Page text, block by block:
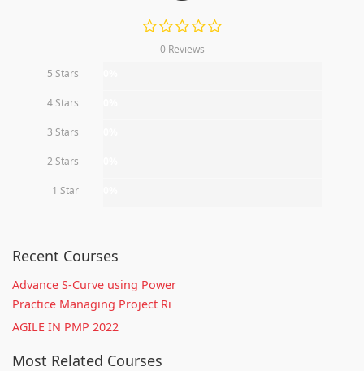
0 Reviews
5 Stars
4 Stars
3 Stars
2 Stars
1 Star
Recent Courses
Advance S-Curve using Power
Practice Managing Project Ri
AGILE IN PMP 2022
Most Related Courses